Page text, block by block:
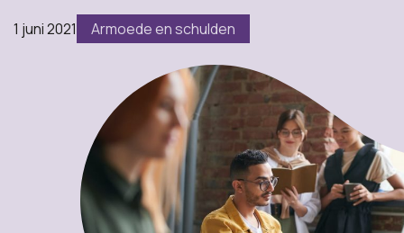
1 juni 2021 Armoede en schulden